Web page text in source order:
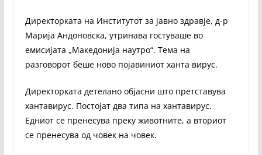
Директорката на Институтот за јавно здравје, д-р
Марија Андоновска, утринава гостуваше во
емисијата „Македонија наутро“. Тема на
разговорот беше ново појавиниот ханта вирус.
Директорката детелано објасни што претставува
хантавирус. Постојат два типа на хантавирус.
Едниот се пренесува преку животните, а вториот
се пренесува од човек на човек.